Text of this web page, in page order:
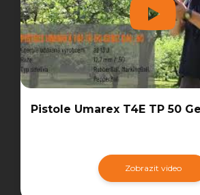
Pistole Umarex T4E TP 50
Zobrazit video